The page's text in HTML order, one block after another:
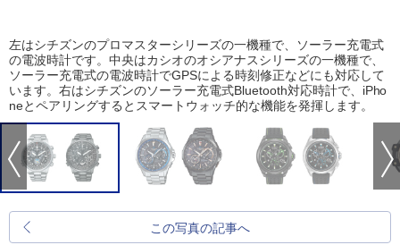
左はシチズンのプロマスターシリーズの一機種で、ソーラー充電式
の電波時計です。中央はカシオのオシアナスシリーズの一機種で、
ソーラー充電式の電波時計でGPSによる時刻修正などにも対応して
います。右はシチズンのソーラー充電式Bluetooth対応時計で、iPho
neとペアリングするとスマートウォッチ的な機能を発揮します。
この写真の記事へ